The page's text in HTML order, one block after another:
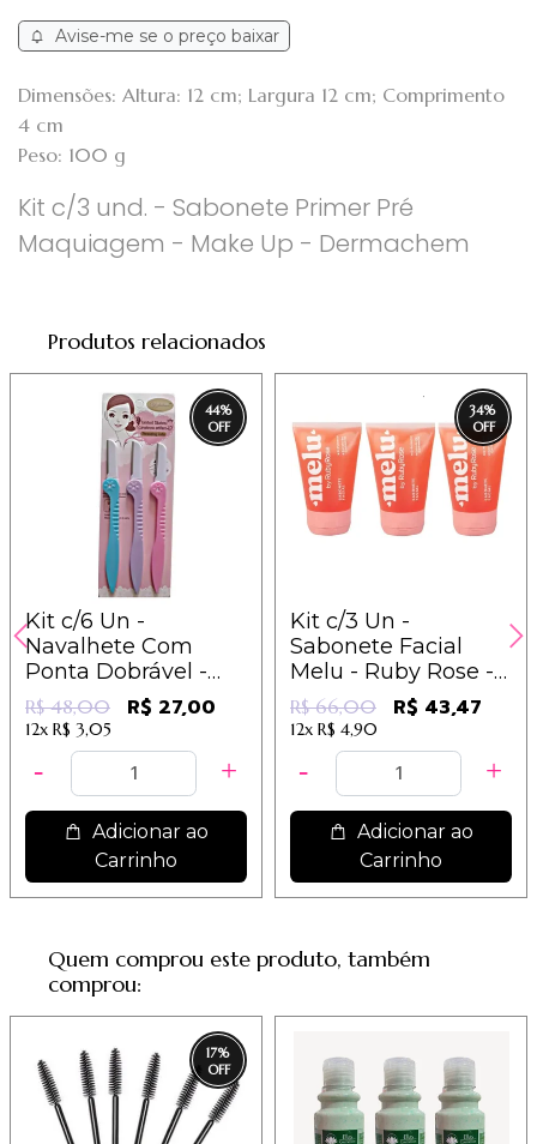
Avise-me se o preço baixar
Dimensões: Altura: 12 cm; Largura 12 cm; Comprimento
4 cm
Peso: 100 g
Kit c/3 und. - Sabonete Primer Pré
Maquiagem - Make Up - Dermachem
Produtos relacionados
44%
Kit c/6 Un -
Navalhete Com
Ponta Dobrável -
Cartela com 3 und -
IM / R$ 4,50
R$ 48,00 R$ 27,00
12x R$ 3,05
Adicionar ao
Carrinho
34%
Kit c/3 Un -
Sabonete Facial
Melu - Ruby Rose -
RR4401
R$ 66,00 R$ 43,47
12x R$ 4,90
Adicionar ao
Carrinho
Quem comprou este produto, também
comprou:
17%